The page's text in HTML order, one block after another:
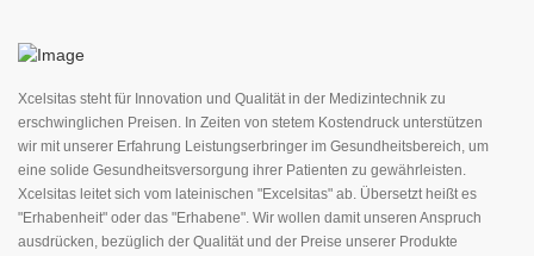
Xcelsitas steht für Innovation und Qualität in der Medizintechnik zu
erschwinglichen Preisen. In Zeiten von stetem Kostendruck unterstützen
wir mit unserer Erfahrung Leistungserbringer im Gesundheitsbereich, um
eine solide Gesundheitsversorgung ihrer Patienten zu gewährleisten.
Xcelsitas leitet sich vom lateinischen "Excelsitas" ab. Übersetzt heißt es
"Erhabenheit" oder das "Erhabene". Wir wollen damit unseren Anspruch
ausdrücken, bezüglich der Qualität und der Preise unserer Produkte